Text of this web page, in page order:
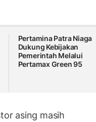
Pertamina Patra Niaga
Dukung Kebijakan
Pemerintah Melalui
Pertamax Green 95
asing masih